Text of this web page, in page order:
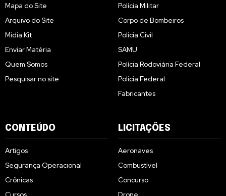
Mapa do Site
Arquivo do Site
Midia Kit
Enviar Matéria
Quem Somos
Pesquisar no site
Polícia Militar
Corpo de Bombeiros
Polícia Civil
SAMU
Polícia Rodoviária Federal
Polícia Federal
Fabricantes
CONTEÚDO
Artigos
Segurança Operacional
Crônicas
LICITAÇÕES
Aeronaves
Combustível
Concurso